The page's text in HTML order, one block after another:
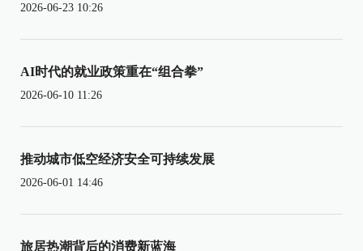
2026-06-23 10:26
AI时代的就业政策重在“组合拳”
2026-06-10 11:26
推动城市低空经济安全可持续发展
2026-06-01 14:46
旅居热潮背后的消费新蓝海